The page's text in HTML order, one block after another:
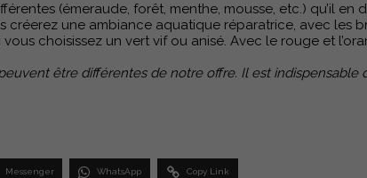
(émeraude, forêt, menthe, mousse, etc.) qu’il
créerez une ambiance aquatique réparatrice, avec les
choisissez un vert vif ou anisé. Avec le rouge et
être différentes de notre offre. Il est indispensable
Messenger WhatsApp Copy Link